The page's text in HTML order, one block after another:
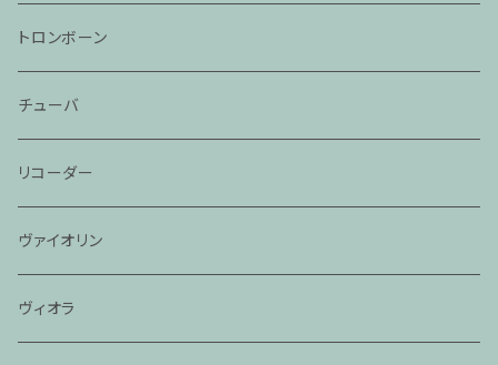
トロンボーン
チューバ
リコーダー
ヴァイオリン
ヴィオラ